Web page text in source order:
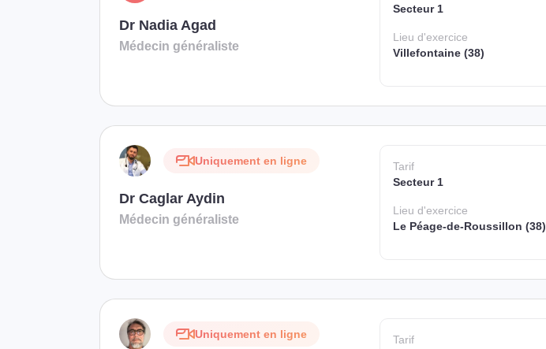
Dr Nadia Agad
Médecin généraliste
Secteur 1
Lieud'exercice
Villefontaine (38)
Uniquement en ligne
Dr Caglar Aydin
Médecin généraliste
Tarif
Secteur 1
Lieud'exercice
Le Péage-de-Roussillon (38)
Uniquement en ligne
Tarif